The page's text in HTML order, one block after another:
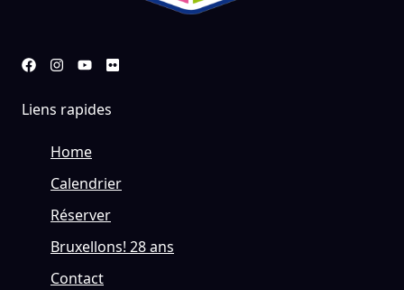
Liens rapides
Home
Calendrier
Réserver
Bruxellons! 28 ans
Contact